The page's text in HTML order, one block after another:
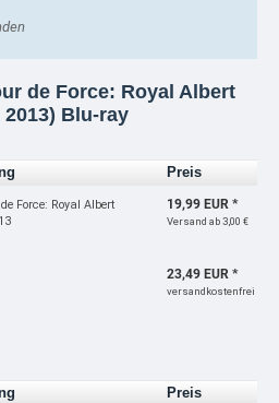
de Force: Royal Albert
Blu-ray
Preis
Force: Royal Albert
19,99 EUR *
Versand ab 3,00 €
23,49 EUR *
versandkostenfrei
Preis